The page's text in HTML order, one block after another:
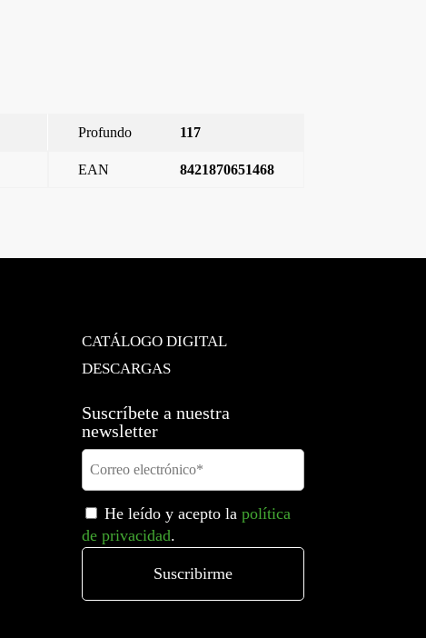
Profundo 117
EAN 8421870651468
CATÁLOGO DIGITAL
DESCARGAS
Suscríbete a nuestra
newsletter
He leído y acepto la política
de privacidad.